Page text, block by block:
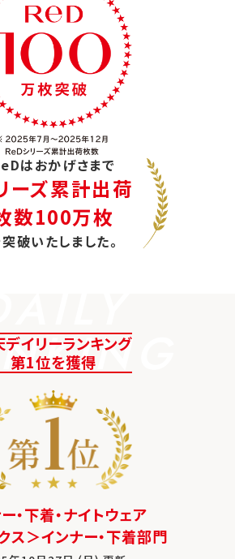
はおかげさまで
ーズ累計出荷
数100万枚
破いたしました。
イリーランキング
第1位を獲得
・下着・ナイトウェア
ス＞インナー・下着部門